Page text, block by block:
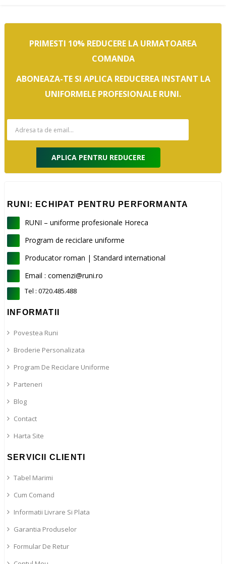
PRIMESTI 10% REDUCERE LA URMATOAREA
COMANDA
ABONEAZA-TE SI APLICA REDUCEREA INSTANT LA
UNIFORMELE PROFESIONALE RUNI.
APLICA PENTRU REDUCERE
RUNI: ECHIPAT PENTRU PERFORMANTA
RUNI – uniforme profesionale Horeca
Program de reciclare uniforme
Producator roman | Standard international
Email : comenzi@runi.ro
Tel : 0720.485.488
INFORMATII
Povestea Runi
Broderie Personalizata
Program De Reciclare Uniforme
Parteneri
Blog
Contact
Harta Site
SERVICII CLIENTI
Tabel Marimi
Cum Comand
Informatii Livrare Si Plata
Garantia Produselor
Formular De Retur